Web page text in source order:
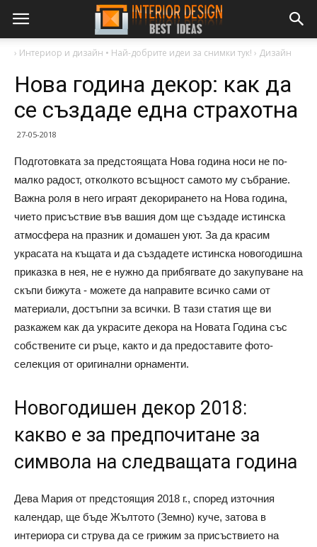
› Интериор и дизайн • Най-добрите идеи за снимки тук! › Дизайн
Нова година декор: как да
се създаде една страхотна
27-05-2018
Подготовката за предстоящата Нова година носи не по-
малко радост, отколкото всъщност самото му събрание.
Важна роля в него играят декорирането на Нова година,
чието присъствие във вашия дом ще създаде истинска
атмосфера на празник и домашен уют. За да красим
украсата на къщата и да създадете истинска новогодишна
приказка в нея, не е нужно да прибягвате до закупуване на
скъпи бижута - можете да направите всичко сами от
материали, достъпни за всички. В тази статия ще ви
разкажем как да украсите декора на Новата Година със
собствените си ръце, както и да предоставите фото-
селекция от оригинални орнаменти.
Новогодишен декор 2018:
какво е за предпочитане за
символа на следващата година
Дева Мария от предстоящия 2018 г., според източния
календар, ще бъде Жълтото (Земно) куче, затова в
интериора си струва да се грижим за присъствието на